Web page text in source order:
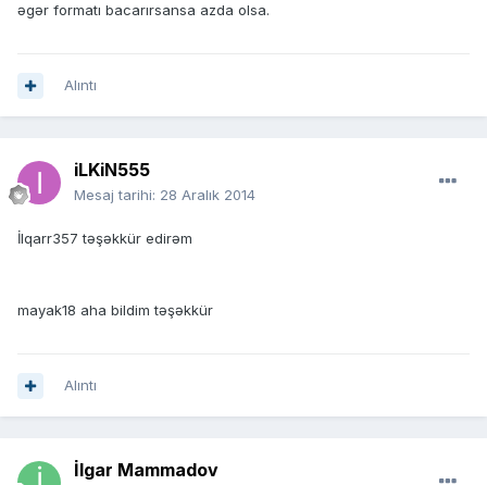
əgər formatı bacarırsansa azda olsa.
Alıntı
iLKiN555
Mesaj tarihi: 28 Aralık 2014
İlqarr357 təşəkkür edirəm
mayak18 aha bildim təşəkkür
Alıntı
İlgar Mammadov